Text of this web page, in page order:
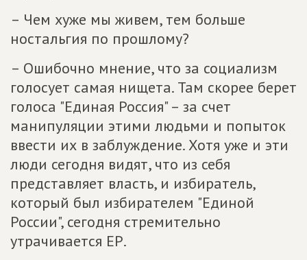
– Чем хуже мы живем, тем больше
ностальгия по прошлому?
– Ошибочно мнение, что за социализм
голосует самая нищета. Там скорее берет
голоса "Единая Россия" – за счет
манипуляции этими людьми и попыток
ввести их в заблуждение. Хотя уже и эти
люди сегодня видят, что из себя
представляет власть, и избиратель,
который был избирателем "Единой
России", сегодня стремительно
утрачивается ЕР.